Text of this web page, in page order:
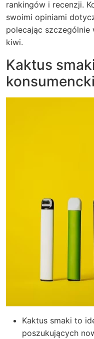
rankingów i recenzji.
swoimi opiniami
polecając
kiwi.
Kaktus
Kaktus smaki to
poszukujących